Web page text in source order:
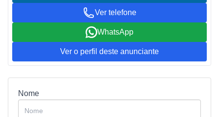
Ver telefone
WhatsApp
Ver o perfil deste anunciante
Nome